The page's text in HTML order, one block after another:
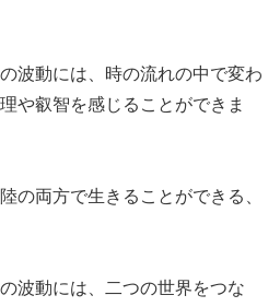
の波動には、時の流れの中で変わ
や叡智を感じることができま
の両方で生きることができる、
の波動には、二つの世界をつな